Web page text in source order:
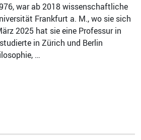
war ab 2018 wissenschaftliche
Frankfurt a. M., wo sie sich
2025 hat sie eine Professur in
in Zürich und Berlin
…